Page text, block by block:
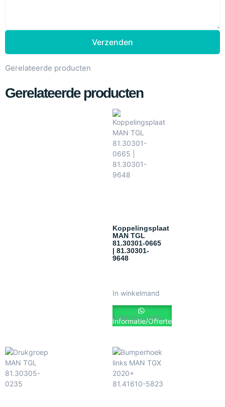
Verzenden
Gerelateerde producten
Gerelateerde producten
Koppelingsplaat
MAN TGL
81.30301-0665
| 81.30301-
9648
€250.00 ex. BTW
In winkelmand
Informatie/Offerte